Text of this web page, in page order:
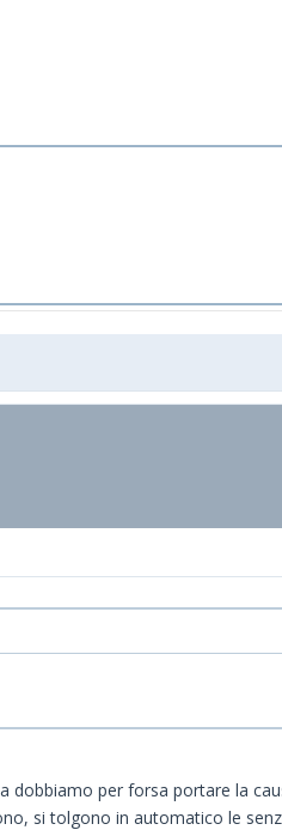
per forsa portare la
si tolgono in automatico le